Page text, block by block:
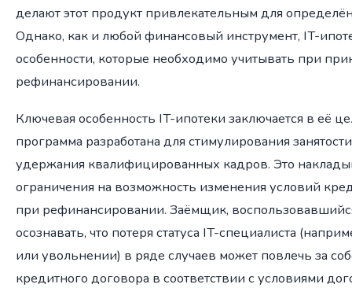
делают этот продукт привлекательным для
Однако, как и любой финансовый инструмент, IT-
особенности, которые необходимо учитывать при
рефинансировании.
Ключевая особенность IT-ипотеки заключается в её
программа разработана для стимулирования
удержания квалифицированных кадров. Это
ограничения на возможность изменения условий
при рефинансировании. Заёмщик,
осознавать, что потеря статуса IT-специалиста
или увольнении) в ряде случаев может повлечь за
кредитного договора в соответствии с условиями